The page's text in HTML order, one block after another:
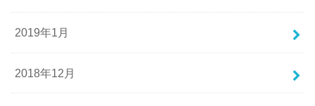
2019年1月
2018年12月